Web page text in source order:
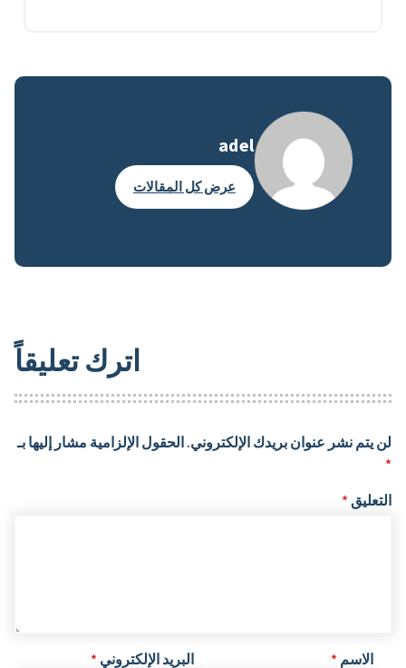
adel
عرض كل المقالات
اترك تعليقاً
لن يتم نشر عنوان بريدك الإلكتروني. الحقول الإلزامية مشار إليها بـ
*
التعليق *
الاسم * البريد الإلكتروني *